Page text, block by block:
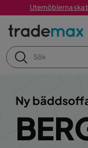
Utemöblerna ska
Ny